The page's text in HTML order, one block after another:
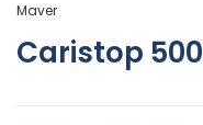
Maver
Caristop